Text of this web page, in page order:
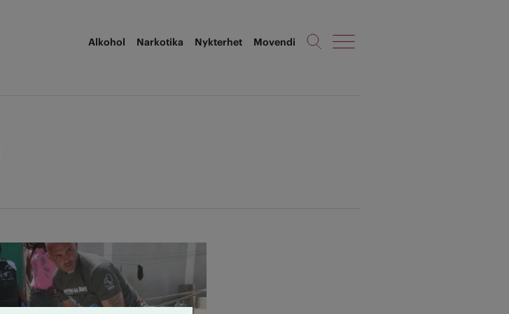
Alkohol Narkotika Nykterhet Movendi